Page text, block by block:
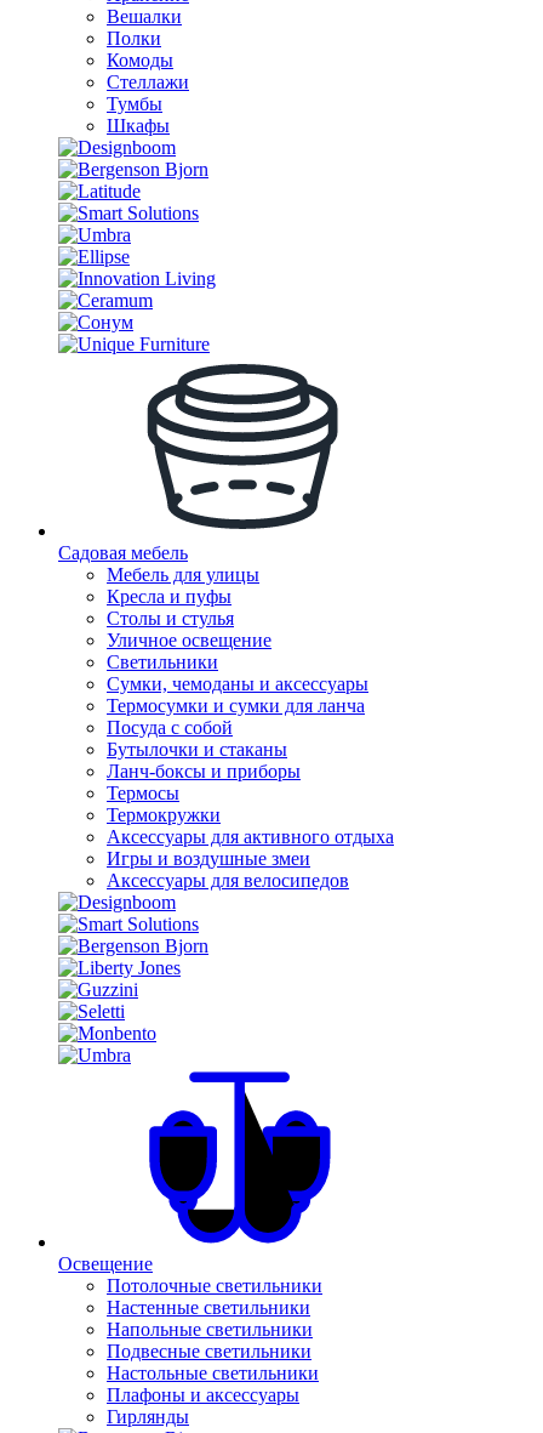
Вешалки
Полки
Комоды
Стеллажи
Тумбы
Шкафы
Садовая мебель
Мебель для улицы
Кресла и пуфы
Столы и стулья
Уличное освещение
Светильники
Сумки, чемоданы и аксессуары
Термосумки и сумки для ланча
Посуда с собой
Бутылочки и стаканы
Ланч-боксы и приборы
Термосы
Термокружки
Аксессуары для активного отдыха
Игры и воздушные змеи
Аксессуары для велосипедов
Освещение
Потолочные светильники
Настенные светильники
Напольные светильники
Подвесные светильники
Настольные светильники
Плафоны и аксессуары
Гирлянды